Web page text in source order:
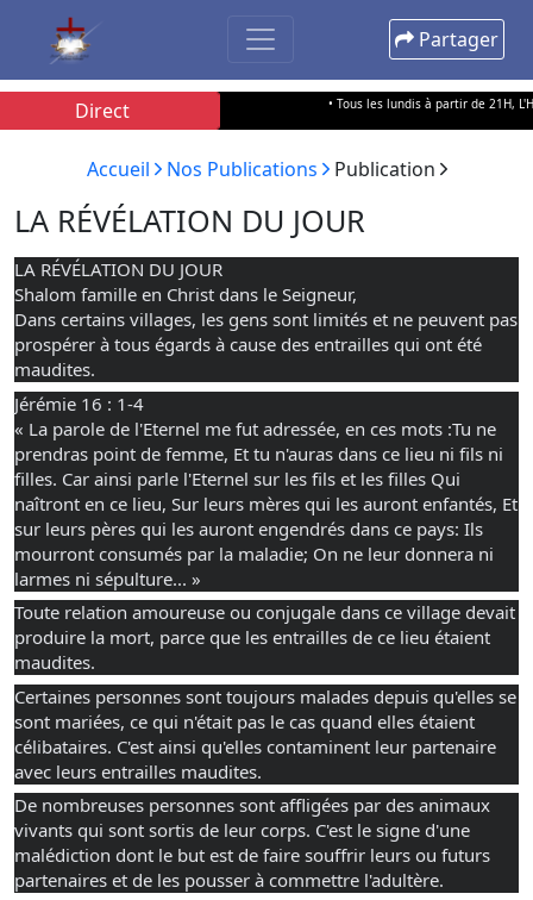
Partager
Direct • Tous les lundis à partir de 21H,
Accueil Nos Publications Publication
LA RÉVÉLATION DU JOUR
LA RÉVÉLATION DU JOUR
Shalom famille en Christ dans le Seigneur,
Dans certains villages, les gens sont limités et ne peuvent pas
prospérer à tous égards à cause des entrailles qui ont été
maudites.
Jérémie 16 : 1-4
« La parole de l'Eternel me fut adressée, en ces mots :Tu ne
prendras point de femme, Et tu n'auras dans ce lieu ni fils ni
filles. Car ainsi parle l'Eternel sur les fils et les filles Qui
naîtront en ce lieu, Sur leurs mères qui les auront enfantés, Et
sur leurs pères qui les auront engendrés dans ce pays: Ils
mourront consumés par la maladie; On ne leur donnera ni
larmes ni sépulture... »
Toute relation amoureuse ou conjugale dans ce village devait
produire la mort, parce que les entrailles de ce lieu étaient
maudites.
Certaines personnes sont toujours malades depuis qu'elles se
sont mariées, ce qui n'était pas le cas quand elles étaient
célibataires. C'est ainsi qu'elles contaminent leur partenaire
avec leurs entrailles maudites.
De nombreuses personnes sont affligées par des animaux
vivants qui sont sortis de leur corps. C'est le signe d'une
malédiction dont le but est de faire souffrir leurs ou futurs
partenaires et de les pousser à commettre l'adultère.